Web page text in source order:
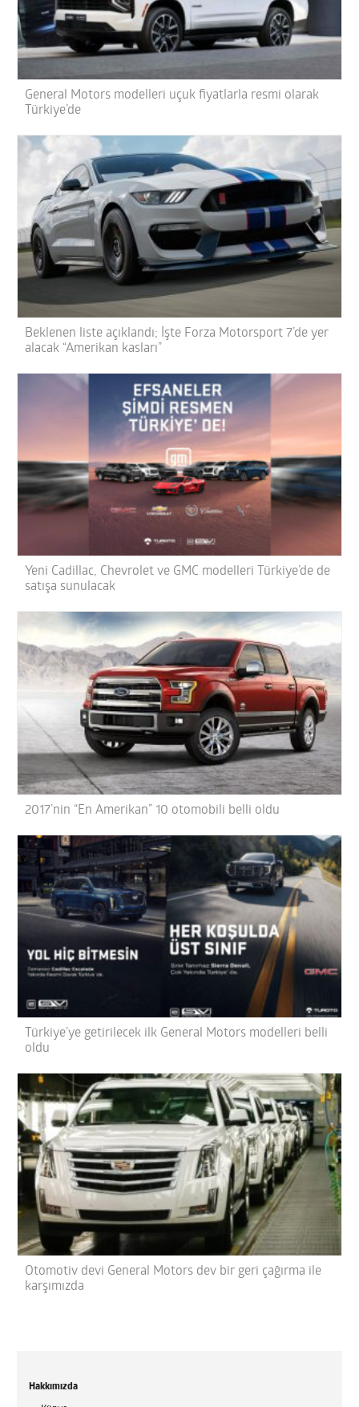
General Motors modelleri uçuk fiyatlarla resmi olarak
Türkiye’de
Beklenen liste açıklandı; İşte Forza Motorsport 7’de yer
alacak “Amerikan kasları”
Yeni Cadillac, Chevrolet ve GMC modelleri Türkiye’de de
satışa sunulacak
2017’nin “En Amerikan” 10 otomobili belli oldu
Türkiye’ye getirilecek ilk General Motors modelleri belli
oldu
Otomotiv devi General Motors dev bir geri çağırma ile
karşımızda
Hakkımızda